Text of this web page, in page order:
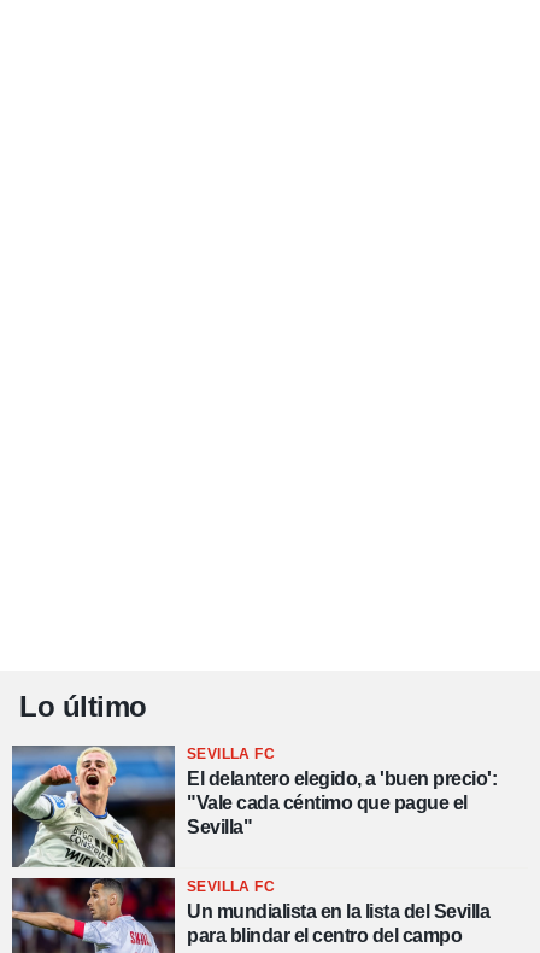
Lo último
SEVILLA FC
El delantero elegido, a 'buen precio':
"Vale cada céntimo que pague el
Sevilla"
SEVILLA FC
Un mundialista en la lista del Sevilla
para blindar el centro del campo